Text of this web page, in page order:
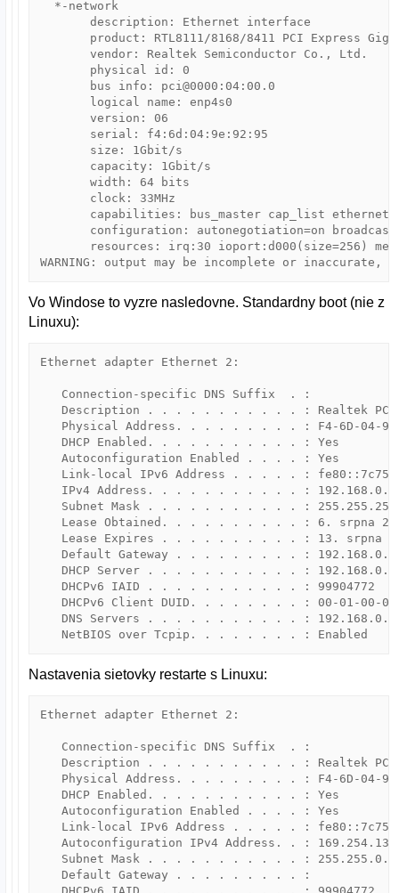
  *-network
       description: Ethernet interface
product: RTL8111/8168/8411 PCI Express
       vendor: Realtek Semiconductor Co., Ltd.
       physical id: 0
       bus info: pci@0000:04:00.0
       logical name: enp4s0
       version: 06
       serial: f4:6d:04:9e:92:95
       size: 1Gbit/s
       capacity: 1Gbit/s
       width: 64 bits
       clock: 33MHz
capabilities: bus_master cap_list
configuration: autonegotiation=on
resources: irq:30 ioport:d000(size=256)
WARNING: output may be incomplete or
Vo Windose to vyzre nasledovne. Standardny boot (nie z
Linuxu):
Ethernet adapter Ethernet 2:
   Connection-specific DNS Suffix  . :
Description . . . . . . . . . . . : Realtek
Physical Address. . . . . . . . . : F4-6D-04-
   DHCP Enabled. . . . . . . . . . . : Yes
   Autoconfiguration Enabled . . . . : Yes
Link-local IPv6 Address . . . . . :
IPv4 Address. . . . . . . . . . . :
Subnet Mask . . . . . . . . . . . :
Lease Obtained. . . . . . . . . . : 6. srpna
Lease Expires . . . . . . . . . . : 13. srpna
   Default Gateway . . . . . . . . . : 192.168.0.1
   DHCP Server . . . . . . . . . . . : 192.168.0.1
   DHCPv6 IAID . . . . . . . . . . . : 99904772
DHCPv6 Client DUID. . . . . . . . : 00-01-00-
   DNS Servers . . . . . . . . . . . : 192.168.0.1
   NetBIOS over Tcpip. . . . . . . . : Enabled
Nastavenia sietovky restarte s Linuxu:
Ethernet adapter Ethernet 2:
   Connection-specific DNS Suffix  . :
Description . . . . . . . . . . . : Realtek
Physical Address. . . . . . . . . : F4-6D-04-
   DHCP Enabled. . . . . . . . . . . : Yes
   Autoconfiguration Enabled . . . . : Yes
Link-local IPv6 Address . . . . . :
Autoconfiguration IPv4 Address. . :
   Subnet Mask . . . . . . . . . . . : 255.255.0.0
   Default Gateway . . . . . . . . . :